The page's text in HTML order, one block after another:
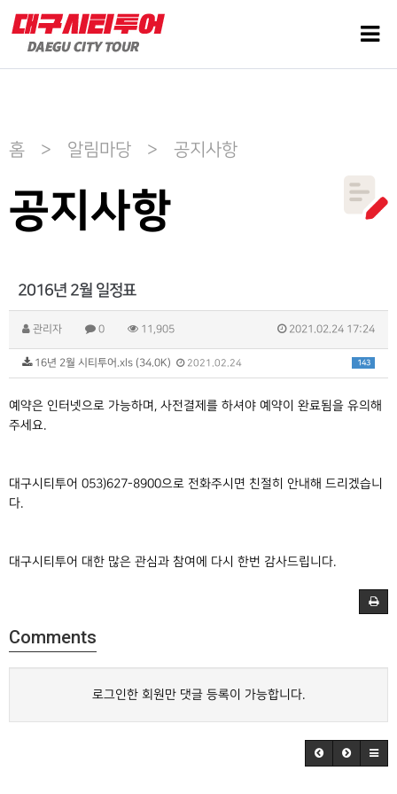
홈 > 알림마당 > 공지사항
공지사항
2016년 2월 일정표
관리자 0 11,905 2021.02.24 17:24
143
16년 2월 시티투어.xls (34.0K) 2021.02.24
예약은 인터넷으로 가능하며, 사전결제를 하셔야 예약이 완료됨을 유의해
주세요.
대구시티투어 053)627-8900으로 전화주시면 친절히 안내해 드리겠습니
다.
대구시티투어 대한 많은 관심과 참여에 다시 한번 감사드립니다.
Comments
로그인한 회원만 댓글 등록이 가능합니다.